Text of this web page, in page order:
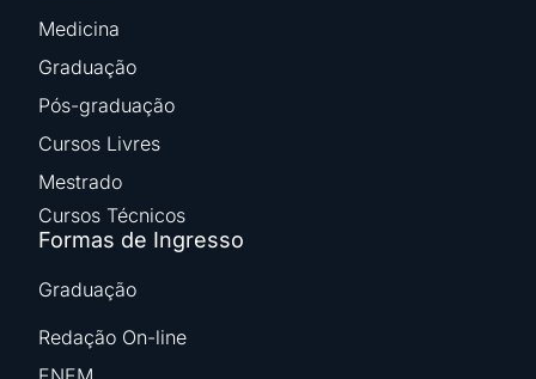
Medicina
Graduação
Pós-graduação
Cursos Livres
Mestrado
Cursos Técnicos
Formas de Ingresso
Graduação
Redação On-line